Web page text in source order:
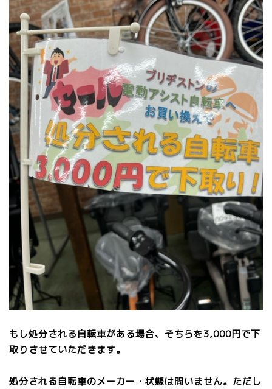
もし処分される自転車がある場合、そちらを3,000円で下
取りさせていただきます。
処分される自転車のメーカー・状態は問いません。ただし